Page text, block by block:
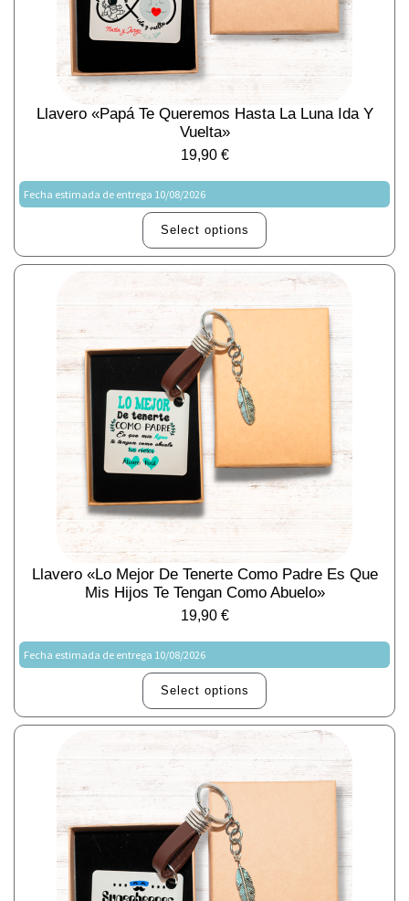
Llavero «Papá Te Queremos Hasta La Luna Ida Y
Vuelta»
19,90 €
Fecha estimada de entrega 10/08/2026
Select options
Llavero «Lo Mejor De Tenerte Como Padre Es Que
Mis Hijos Te Tengan Como Abuelo»
19,90 €
Fecha estimada de entrega 10/08/2026
Select options